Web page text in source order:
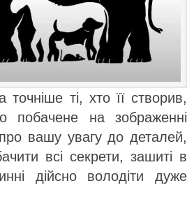
точніше ті, хто її створив,
побачене на зображенні
вашу увагу до деталей,
всі секрети, зашиті в
дійсно володіти дуже